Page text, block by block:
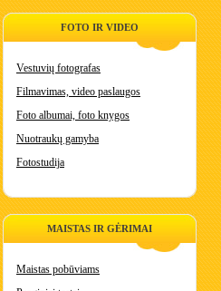
FOTO IR VIDEO
Vestuvių fotografas
Filmavimas, video paslaugos
Foto albumai, foto knygos
Nuotraukų gamyba
Fotostudija
MAISTAS IR GĖRIMAI
Maistas pobūviams